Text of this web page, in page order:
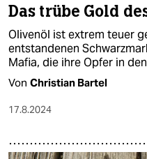
Das trübe Gold
Olivenöl ist extrem teuer
entstandenen
Mafia, die ihre Opfer in
Von Christian Bartel
17.8.2024